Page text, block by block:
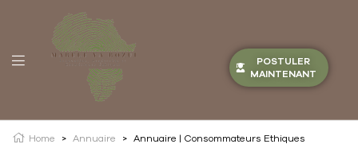
POSTULER
MAINTENANT
Home > Annuaire > Annuaire | Consommateurs Ethiques